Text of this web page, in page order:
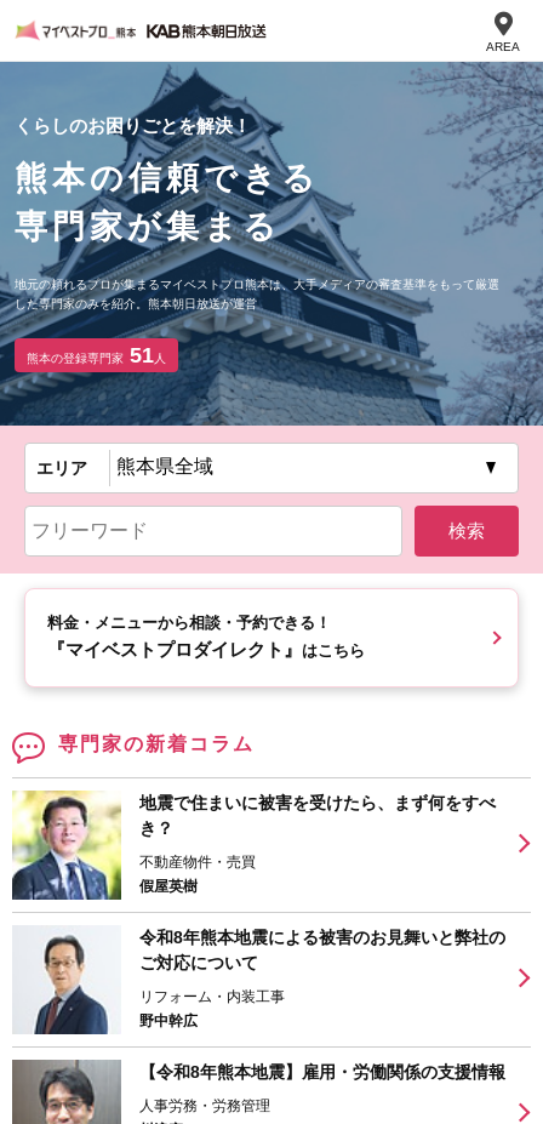
AREA
くらしのお困りごとを解決！
熊本の信頼できる
専門家が集まる
地元の頼れるプロが集まるマイベストプロ熊本は、大手メディアの審査基準をもって厳選
した専門家のみを紹介。熊本朝日放送が運営
熊本の登録専門家 51 人
エリア
料金・メニューから相談・予約できる！
『マイベストプロダイレクト』 はこちら
専門家の新着コラム
地震で住まいに被害を受けたら、まず何をすべ
き？
不動産物件・売買
假屋英樹
令和8年熊本地震による被害のお見舞いと弊社の
ご対応について
リフォーム・内装工事
野中幹広
【令和8年熊本地震】雇用・労働関係の支援情報
人事労務・労務管理